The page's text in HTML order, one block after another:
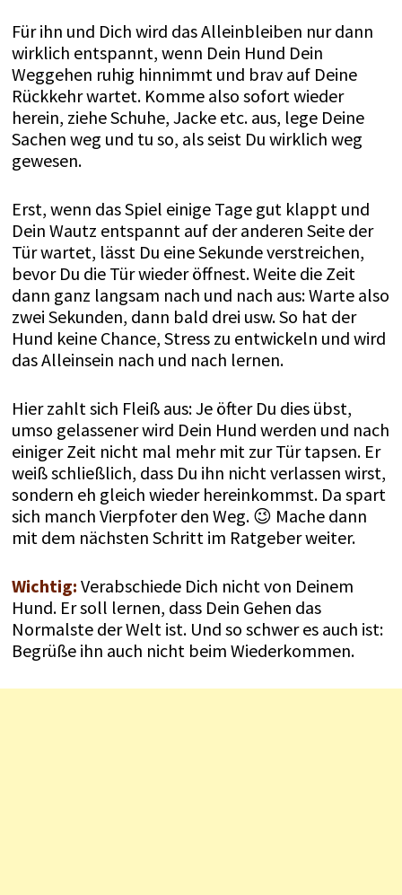
Für ihn und Dich wird das Alleinbleiben nur dann
wirklich entspannt, wenn Dein Hund Dein
Weggehen ruhig hinnimmt und brav auf Deine
Rückkehr wartet. Komme also sofort wieder
herein, ziehe Schuhe, Jacke etc. aus, lege Deine
Sachen weg und tu so, als seist Du wirklich weg
gewesen.
Erst, wenn das Spiel einige Tage gut klappt und
Dein Wautz entspannt auf der anderen Seite der
Tür wartet, lässt Du eine Sekunde verstreichen,
bevor Du die Tür wieder öffnest. Weite die Zeit
dann ganz langsam nach und nach aus: Warte also
zwei Sekunden, dann bald drei usw. So hat der
Hund keine Chance, Stress zu entwickeln und wird
das Alleinsein nach und nach lernen.
Hier zahlt sich Fleiß aus: Je öfter Du dies übst,
umso gelassener wird Dein Hund werden und nach
einiger Zeit nicht mal mehr mit zur Tür tapsen. Er
weiß schließlich, dass Du ihn nicht verlassen wirst,
sondern eh gleich wieder hereinkommst. Da spart
sich manch Vierpfoter den Weg. 😉 Mache dann
mit dem nächsten Schritt im Ratgeber weiter.
Wichtig: Verabschiede Dich nicht von Deinem
Hund. Er soll lernen, dass Dein Gehen das
Normalste der Welt ist. Und so schwer es auch ist:
Begrüße ihn auch nicht beim Wiederkommen.